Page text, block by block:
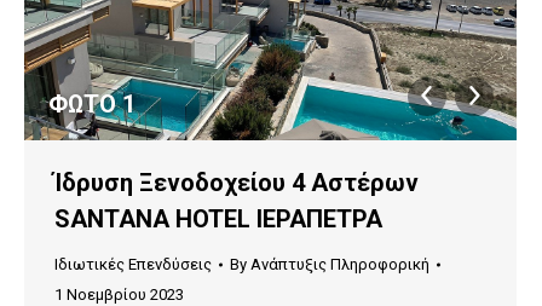
ΦΩΤΟ 1
Ίδρυση Ξενοδοχείου 4 Αστέρων
SANTANA HOTEL ΙΕΡΑΠΕΤΡΑ
Ιδιωτικές Επενδύσεις By Ανάπτυξις Πληροφορική
1 Νοεμβρίου 2023